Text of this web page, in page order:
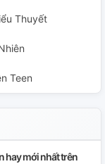
Thuyết
Teen
hay mới nhất trên